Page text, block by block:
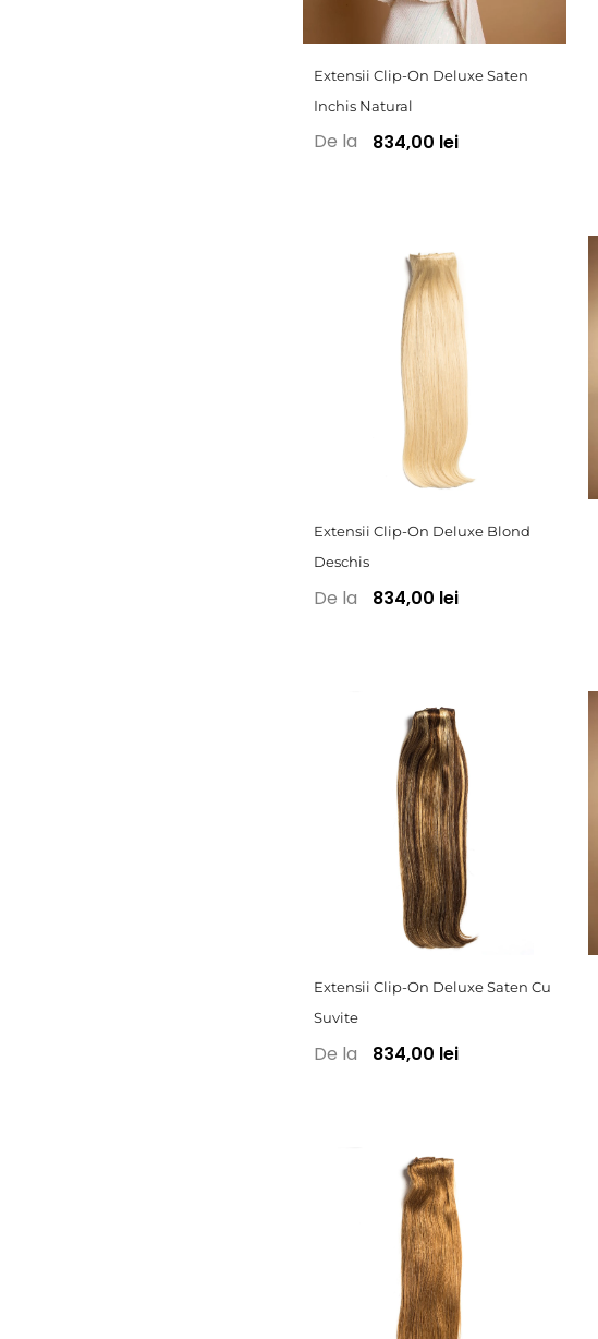
Extensii Clip-On Deluxe Saten
Inchis Natural
De la 834,00 lei
Extensii Clip-On Deluxe Blond
Deschis
De la 834,00 lei
Extensii Clip-On Deluxe Saten Cu
Suvite
De la 834,00 lei